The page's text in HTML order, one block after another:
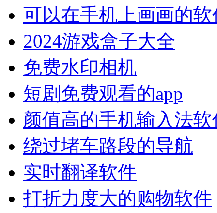
可以在手机上画画的软
2024游戏盒子大全
免费水印相机
短剧免费观看的app
颜值高的手机输入法软
绕过堵车路段的导航
实时翻译软件
打折力度大的购物软件